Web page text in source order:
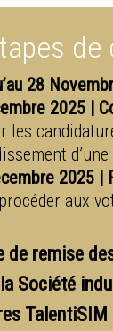
28
2025 |
les
2025 |
aux
de remise
Société
TalentiSIM